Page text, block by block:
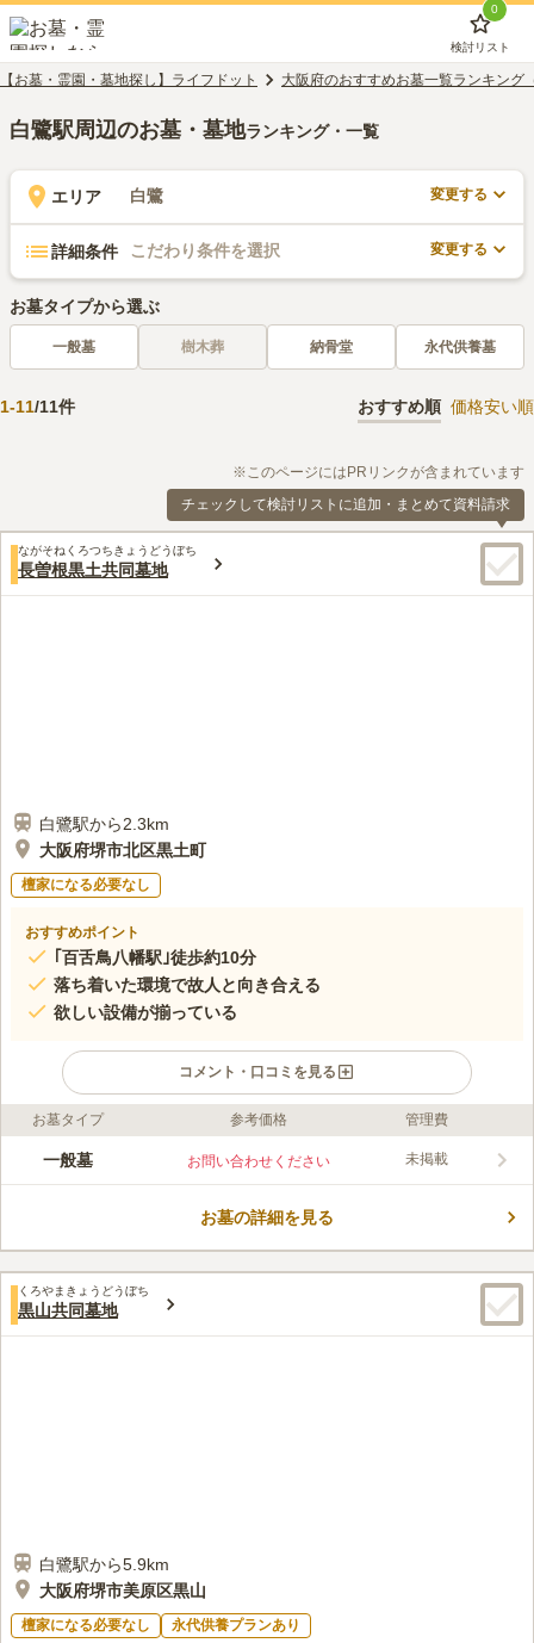
0
検討リスト
【お墓・霊園・墓地探し】ライフドット 大阪府のおすすめお墓一覧ランキング
白鷺駅周辺のお墓・墓地ランキング・一覧
エリア 白鷺 変更する
詳細条件 こだわり条件を選択 変更する
お墓タイプから選ぶ
一般墓 樹木葬 納骨堂 永代供養墓
1-11/11件 おすすめ順 価格安い順
※このページにはPRリンクが含まれています
チェックして検討リストに追加・まとめて資料請求
ながそねくろつちきょうどうぼち
長曽根黒土共同墓地
白鷺駅から2.3km
大阪府堺市北区黒土町
檀家になる必要なし
おすすめポイント
｢百舌鳥八幡駅｣徒歩約10分
落ち着いた環境で故人と向き合える
欲しい設備が揃っている
コメント・口コミを見る
ライフドット編集部のコメント
長曽根黒土共同墓地は、静かな場所で眠りたい方におすすめの墓
ため、お花やお線香などの必要なものを購入することも可能で
口コミ評価
みんなの評価
40代男性
駐車場等はあるのかないのか分かりませんが、全く不便はありま
お墓タイプ 参考価格 管理費
一般墓 お問い合わせください 未掲載
お墓の詳細を見る
くろやまきょうどうぼち
黒山共同墓地
白鷺駅から5.9km
大阪府堺市美原区黒山
檀家になる必要なし 永代供養プランあり